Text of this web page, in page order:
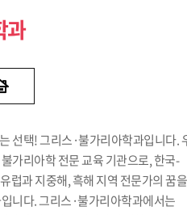
과
선택! 그리스·불가리아학과입니다.
가리아학 전문 교육 기관으로, 한국-
럽과 지중해, 흑해 지역 전문가의 꿈을
니다. 그리스·불가리아학과에서는